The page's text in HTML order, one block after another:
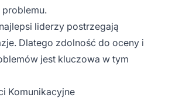
liderzy postrzegają
Dlatego zdolność do oceny i
jest kluczowa w tym
Komunikacyjne